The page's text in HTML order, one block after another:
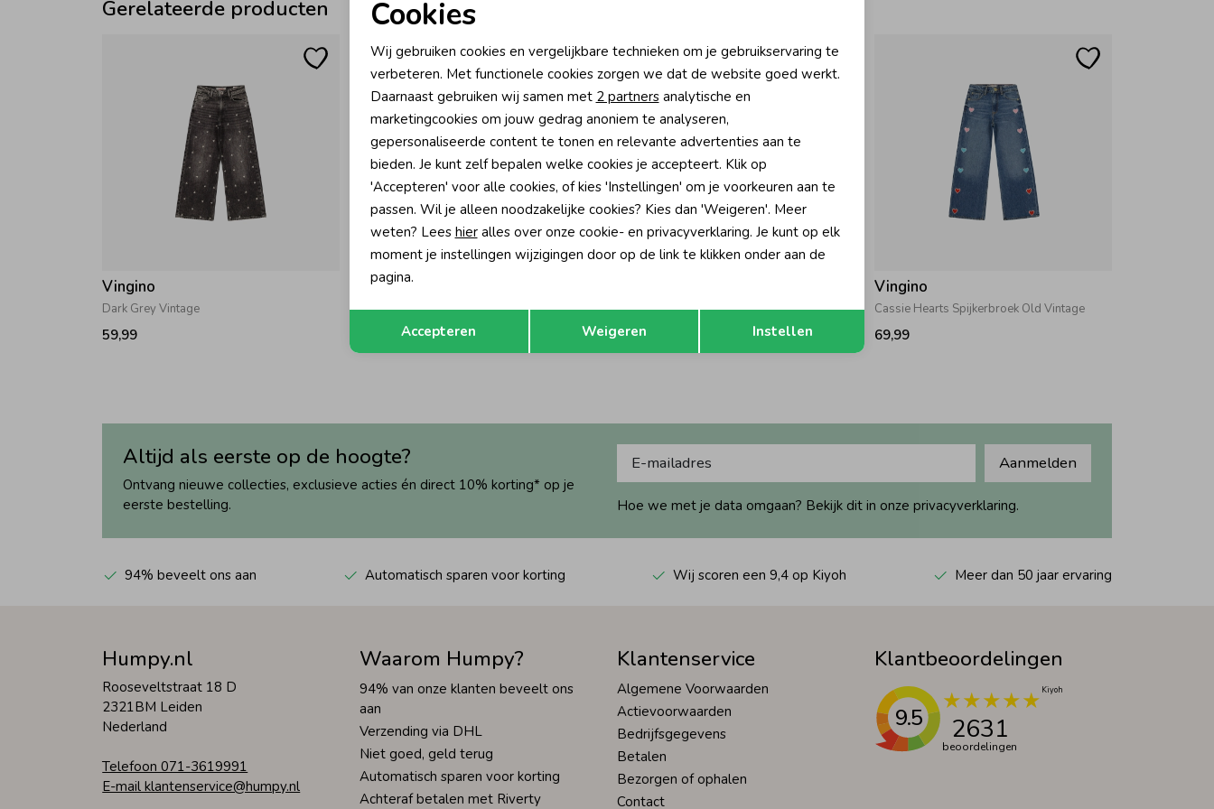
Gerelateerde producten
Vingino
Dark Grey Vintage
59,99
Vingino
Old Vintage Cassie Pearl Spijkerbroek Light Vintage
79,99
Vingino
Cassie Hearts Spijkerbroek Old Vintage
69,99
Altijd als eerste op de hoogte?
Ontvang nieuwe collecties, exclusieve acties én direct 10% korting* op je
eerste bestelling.
Aanmelden
Hoe we met je data omgaan? Bekijk dit in onze privacyverklaring.
94% beveelt ons aan Automatisch sparen voor korting Wij scoren een 9,4 op Kiyoh Meer dan 50 jaar ervaring
Humpy.nl
Rooseveltstraat 18 D
2321BM Leiden
Nederland
Telefoon 071-3619991
E-mail klantenservice@humpy.nl
Waarom Humpy?
94% van onze klanten beveelt ons
aan
Verzending via DHL
Niet goed, geld terug
Automatisch sparen voor korting
Achteraf betalen met Riverty
Klantenservice
Algemene Voorwaarden
Actievoorwaarden
Bedrijfsgegevens
Betalen
Bezorgen of ophalen
Contact
Klantbeoordelingen
9.5 2631
beoordelingen
Noodzakelijke cookies
Analytische cookies Marketing cookies
Terug Opslaan
Cookies
Wij gebruiken cookies en vergelijkbare technieken om je gebruikservaring te
verbeteren. Met functionele cookies zorgen we dat de website goed werkt.
Daarnaast gebruiken wij samen met 2 partnersanalytische en
marketingcookies om jouw gedrag anoniem te analyseren,
gepersonaliseerde content te tonen en relevante advertenties aan te
bieden. Je kunt zelf bepalen welke cookies je accepteert. Klik op
'Accepteren' voor alle cookies, of kies 'Instellingen' om je voorkeuren aan te
passen. Wil je alleen noodzakelijke cookies? Kies dan 'Weigeren'. Meer
weten? Lees hieralles over onze cookie- en privacyverklaring. Je kunt op elk
moment je instellingen wijzigingen door op de link te klikken onder aan de
pagina.
Accepteren Weigeren Instellen